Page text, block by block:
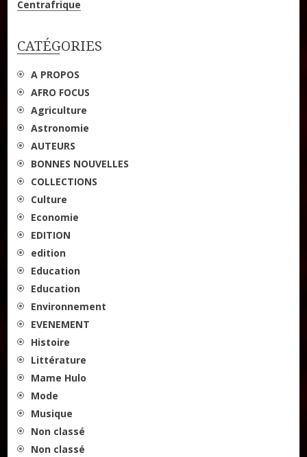
l’article
Centrafrique
CATÉGORIES
A PROPOS
AFRO FOCUS
Agriculture
Astronomie
AUTEURS
BONNES NOUVELLES
COLLECTIONS
Culture
Economie
EDITION
edition
Education
Education
Environnement
EVENEMENT
Histoire
Littérature
Mame Hulo
Mode
Musique
Non classé
Non classé